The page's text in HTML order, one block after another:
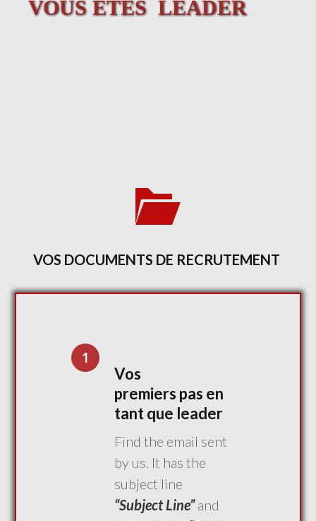
VOUS ETES LEADER
VOS DOCUMENTS DE RECRUTEMENT
1
Vos
premiers pas en
tant que leader
Find the email sent
by us. It has the
subject line
“Subject Line”and